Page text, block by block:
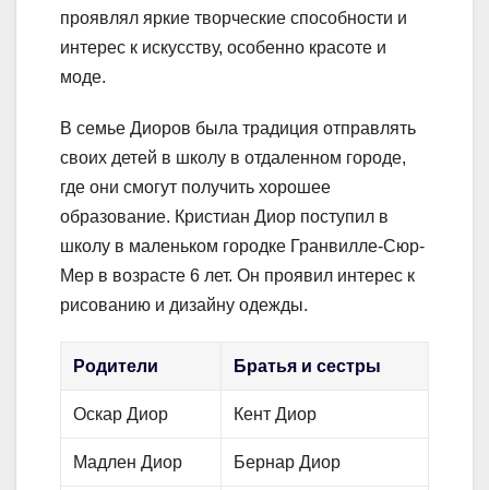
проявлял яркие творческие способности и
интерес к искусству, особенно красоте и
моде.
В семье Диоров была традиция отправлять
своих детей в школу в отдаленном городе,
где они смогут получить хорошее
образование. Кристиан Диор поступил в
школу в маленьком городке Гранвилле-Сюр-
Мер в возрасте 6 лет. Он проявил интерес к
рисованию и дизайну одежды.
Родители Братья и сестры
Оскар Диор Кент Диор
Мадлен Диор Бернар Диор